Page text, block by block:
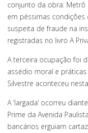
conjunto da obra:
em péssimas
suspeita de fraude na
registradas no livro A
A terceira ocupação foi
assédio moral e
Silvestre aconteceu
A ‘largada’ ocorreu
Prime da Avenida
bancários erguiam